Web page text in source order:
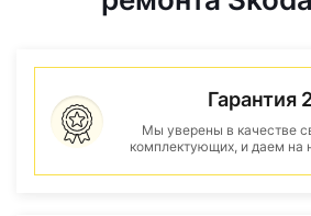
Гарантия
Мы уверены в качестве
комплектующих, и даем на